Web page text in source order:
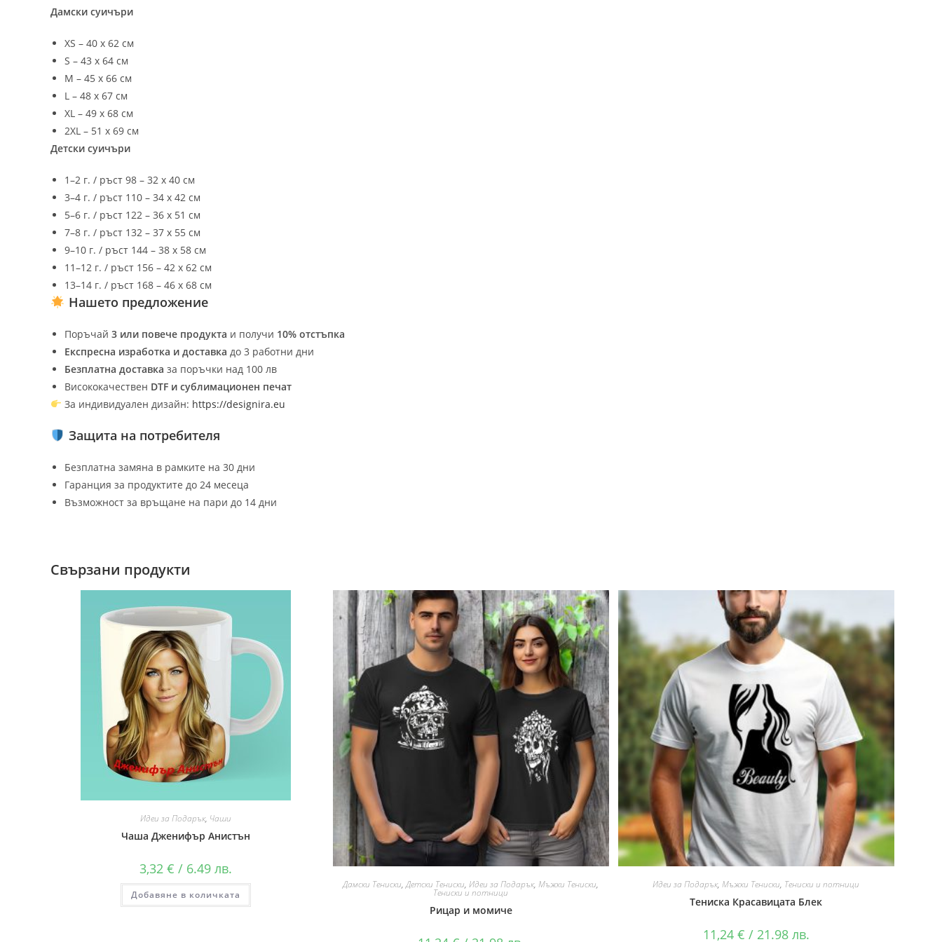
Дамски суичъри
XS – 40 х 62 см
S – 43 х 64 см
M – 45 х 66 см
L – 48 х 67 см
XL – 49 х 68 см
2XL – 51 х 69 см
Детски суичъри
1–2 г. / ръст 98 – 32 х 40 см
3–4 г. / ръст 110 – 34 х 42 см
5–6 г. / ръст 122 – 36 х 51 см
7–8 г. / ръст 132 – 37 х 55 см
9–10 г. / ръст 144 – 38 х 58 см
11–12 г. / ръст 156 – 42 х 62 см
13–14 г. / ръст 168 – 46 х 68 см
Нашето предложение
Поръчай 3 или повече продукта и получи 10% отстъпка
Експресна изработка и доставка до 3 работни дни
Безплатна доставка за поръчки над 100 лв
Висококачествен DTF и сублимационен печат
За индивидуален дизайн: https://designira.eu
Защита на потребителя
Безплатна замяна в рамките на 30 дни
Гаранция за продуктите до 24 месеца
Възможност за връщане на пари до 14 дни
Свързани продукти
Идеи за Подарък, Чаши
Чаша Дженифър Анистън
3,32€ / 6.49 лв.
Добавяне в количката
Дамски Тениски,Детски Тениски,Идеи за Подарък,Мъжки Тениски,
Тениски и потници
Рицар и момиче
Идеи за Подарък,Мъжки Тениски, Тениски и потници
Тениска Красавицата Блек
11,24 € / 21.98 лв.